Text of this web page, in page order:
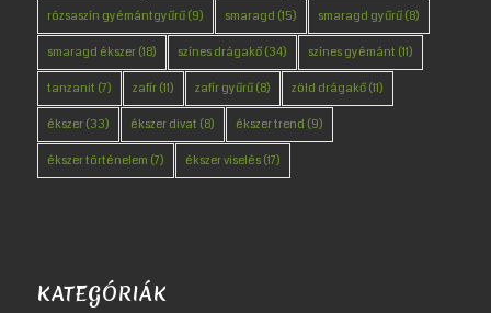
rózsaszín gyémántgyűrű(9) smaragd (15) smaragd gyűrű(8)
smaragd ékszer(18) színes drágakő(34) színes gyémánt (11)
tanzanit (7) zafír(11) zafír gyűrű(8) zöld drágakő(11)
ékszer(33) ékszer divat (8) ékszer trend (9)
ékszer történelem (7) ékszer viselés(17)
KATEGÓRIÁK